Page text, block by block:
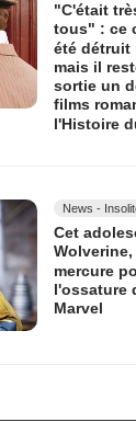
"C'était
tous" : ce
été détruit
mais il
sortie un
films
l'Histoire
News -
Cet
mercure
l'ossature
Marvel